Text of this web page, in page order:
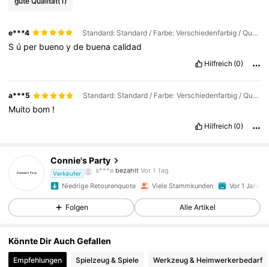
e***4 Standard: Standard / Farbe: Verschiedenfarbig / Quantität: 117 Stück
S ú per buenoyde buenacalidad
Hilfreich (0)
a***5 Standard: Standard / Farbe: Verschiedenfarbig / Quantität: 117 Stück
Muito bom !
Hilfreich (0)
Connie's Party
Verkäufer m***1 istVor 8 Stunden
Niedrige Retourenquote Viele Stammkunden Vor 1 Jahr
Folgen Alle Artikel
Könnte Dir Auch Gefallen
Empfehlungen Spielzeug & Spiele Werkzeug & Heimwerkerbedarf